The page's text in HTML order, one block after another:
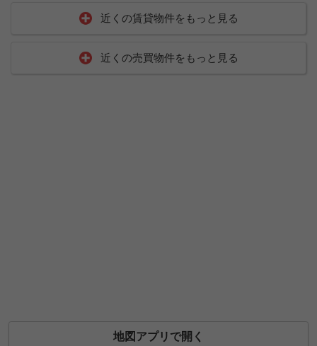
近くの賃貸物件をもっと見る
近くの売買物件をもっと見る
地図アプリで開く